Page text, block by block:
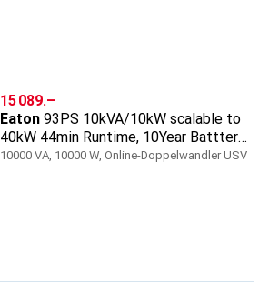
CHF
15 089.–
Eaton 93PS 10kVA/10kW scalable to
40kW 44min Runtime, 10Year Batttery
Bypass, SNMP H175/W
10000 VA, 10000 W, Online-Doppelwandler USV